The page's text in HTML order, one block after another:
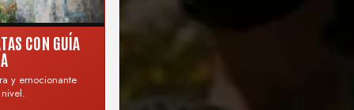
CON GUÍA
y emocionante